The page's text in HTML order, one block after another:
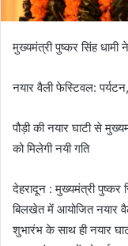
मुख्यमंत्री पुष्कर सिंह धामी
नयार वैली फेस्टिवल:
पौड़ी की नयार घाटी से
को मिलेगी नयी गति
देहरादून : मुख्यमंत्री पुष्कर
बिलखेत में आयोजित नयार
शुभारंभ के साथ ही नयार